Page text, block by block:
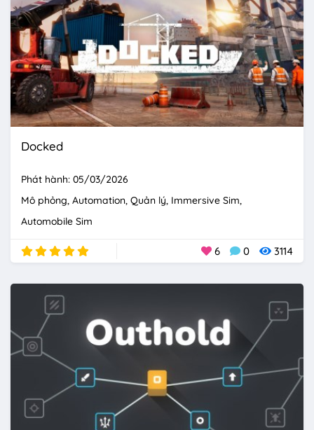
Docked
Phát hành: 05/03/2026
Mô phỏng Automation Quản lý Immersive Sim
Automobile Sim
6 0 3114